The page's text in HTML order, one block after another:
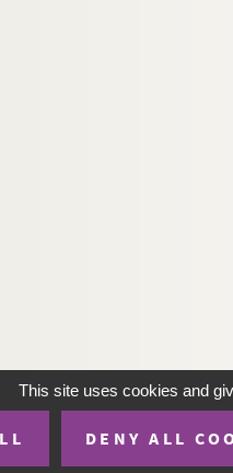
This site uses cookies and
DENY ALL